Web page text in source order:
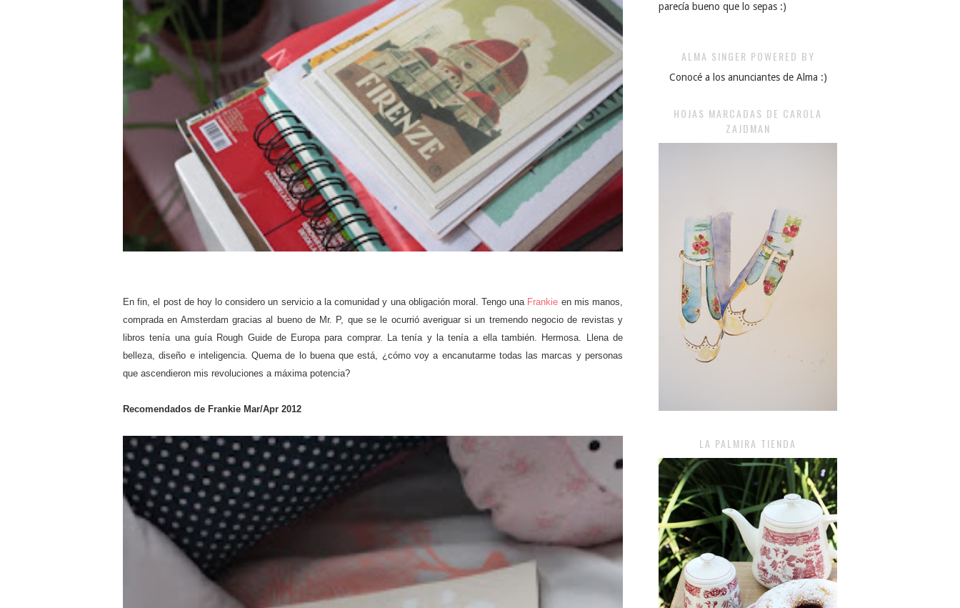
En fin, el post de hoy lo considero un servicio a la comunidad y una obligación moral. Tengo una Frankie en mis manos,
comprada en Amsterdam gracias al bueno de Mr. P, que se le ocurrió averiguar si un tremendo negocio de revistas y
libros tenía una guía Rough Guide de Europa para comprar. La tenía y la tenía a ella también. Hermosa. Llena de
belleza, diseño e inteligencia. Quema de lo buena que está, ¿cómo voy a encanutarme todas las marcas y personas
que ascendieron mis revoluciones a máxima potencia?
Recomendados de Frankie Mar/Apr 2012
parecía bueno que lo sepas :)
ALMA SINGER POWERED BY
Conocé a los anunciantes de Alma :)
HOJAS MARCADAS DE CAROLA
ZAJDMAN
LA PALMIRA TIENDA